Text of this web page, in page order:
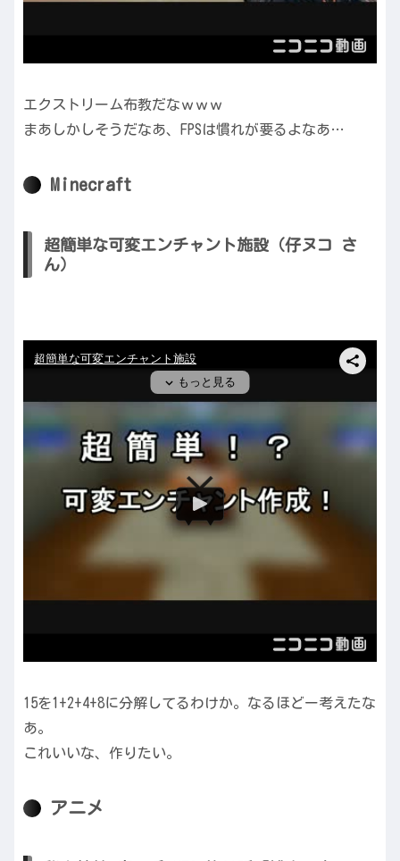
エクストリーム布教だなｗｗｗ
まあしかしそうだなあ、FPSは慣れが要るよなあ…
Minecraft
超簡単な可変エンチャント施設（仔ヌコ さ
ん）
15を1+2+4+8に分解してるわけか。なるほどー考えたな
あ。
これいいな、作りたい。
アニメ